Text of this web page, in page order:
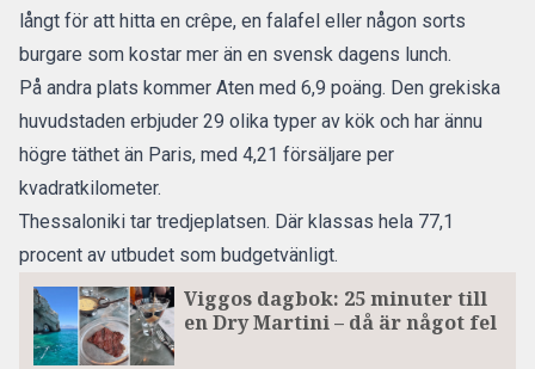
långt för att hitta en crêpe, en falafel eller någon sorts
burgare som kostar mer än en svensk dagens lunch.
På andra plats kommer Aten med 6,9 poäng. Den grekiska
huvudstaden erbjuder 29 olika typer av kök och har ännu
högre täthet än Paris, med 4,21 försäljare per
kvadratkilometer.
Thessaloniki tar tredjeplatsen. Där klassas hela 77,1
procent av utbudet som budgetvänligt.
Viggos dagbok: 25 minuter till
en Dry Martini – då är något fel